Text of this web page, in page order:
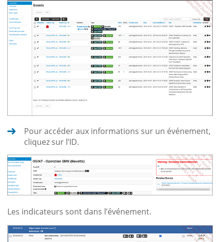
Pour accéder aux informations sur un événement,
cliquez sur l’ID.
Les indicateurs sont dans l’événement.